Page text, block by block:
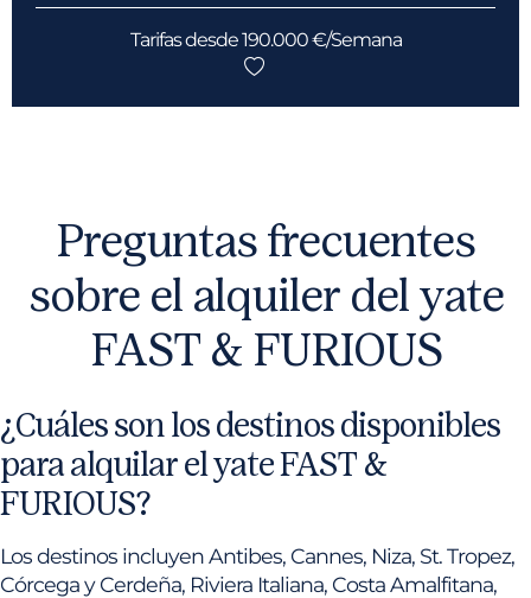
Tarifas desde 190.000 €/Semana
Preguntas frecuentes
sobre el alquiler del yate
FAST & FURIOUS
¿Cuáles son los destinos disponibles
para alquilar el yate FAST &
FURIOUS?
Los destinos incluyen Antibes, Cannes, Niza, St. Tropez,
Córcega y Cerdeña, Riviera Italiana, Costa Amalfitana,